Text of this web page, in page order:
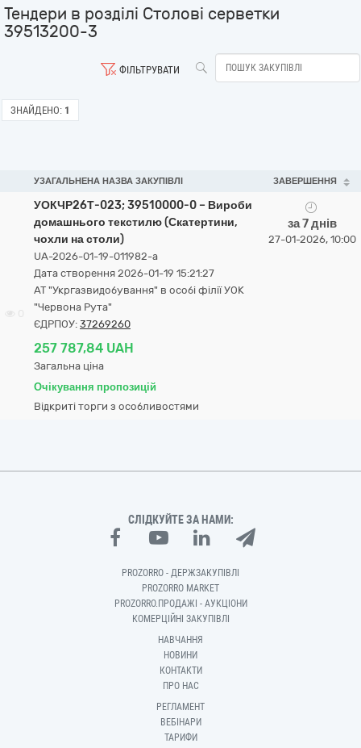
Тендери в розділі Столові серветки
39513200-3
ФІЛЬТРУВАТИ
ЗНАЙДЕНО: 1
УЗАГАЛЬНЕНА НАЗВА ЗАКУПІВЛІ ЗАВЕРШЕННЯ
УОКЧР26Т-023; 39510000-0 – Вироби
домашнього текстилю (Скатертини,
чохли на столи)
UA-2026-01-19-011982-a
Дата створення 2026-01-19 15:21:27
АТ "Укргазвидобування" в особі філії УОК
"Червона Рута"
ЄДРПОУ: 37269260
257 787,84 UAH
Загальна ціна
Очікування пропозицій
Відкриті торги з особливостями
за 7 днів
27-01-2026, 10:00
СЛІДКУЙТЕ ЗА НАМИ:
PROZORRO - ДЕРЖЗАКУПІВЛІ
PROZORRO MARKET
PROZORRO.ПРОДАЖІ - АУКЦІОНИ
КОМЕРЦІЙНІ ЗАКУПІВЛІ
НАВЧАННЯ
НОВИНИ
КОНТАКТИ
ПРО НАС
РЕГЛАМЕНТ
ВЕБІНАРИ
ТАРИФИ